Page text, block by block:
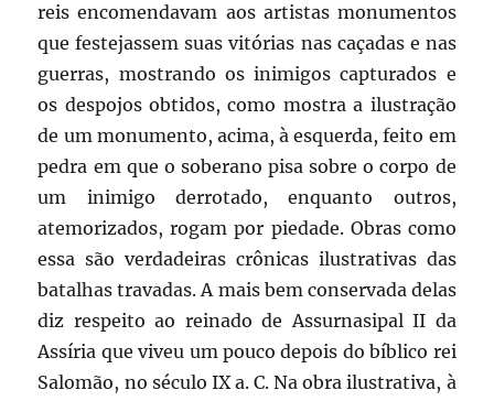
reis encomendavam aos artistas monumentos
que festejassem suas vitórias nas caçadas e nas
guerras, mostrando os inimigos capturados e
os despojos obtidos, como mostra a ilustração
de um monumento, acima, à esquerda, feito em
pedra em que o soberano pisa sobre o corpo de
um inimigo derrotado, enquanto outros,
atemorizados, rogam por piedade. Obras como
essa são verdadeiras crônicas ilustrativas das
batalhas travadas. A mais bem conservada delas
diz respeito ao reinado de Assurnasipal II da
Assíria que viveu um pouco depois do bíblico rei
Salomão, no século IX a. C. Na obra ilustrativa, à